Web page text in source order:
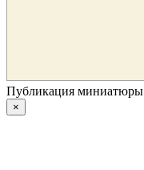
Публикация миниатюры
×